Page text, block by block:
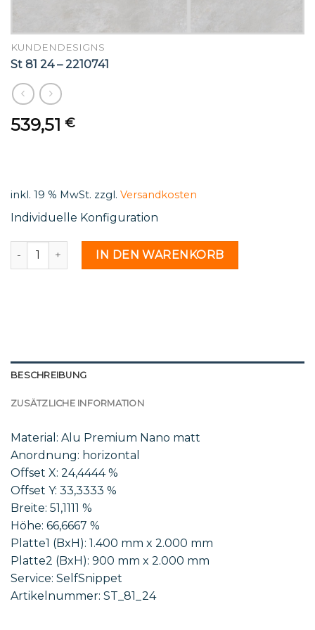
KUNDENDESIGNS
St 81 24 – 2210741
539,51 €
inkl. 19 % MwSt. zzgl. Versandkosten
Individuelle Konfiguration
St 81 24 - 2210741 MengeIN DEN WARENKORB
BESCHREIBUNG
ZUSÄTZLICHE INFORMATION
Material: Alu Premium Nano matt
Anordnung: horizontal
Offset X: 24,4444 %
Offset Y: 33,3333 %
Breite: 51,1111 %
Höhe: 66,6667 %
Platte1 (BxH): 1.400 mm x 2.000 mm
Platte2 (BxH): 900 mm x 2.000 mm
Service: SelfSnippet
Artikelnummer: ST_81_24